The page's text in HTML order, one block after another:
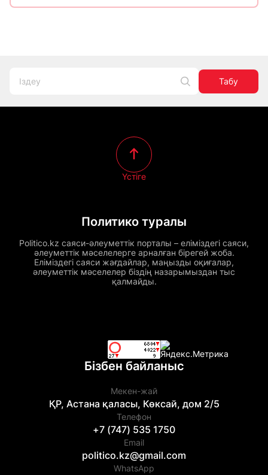
Табу
Политико туралы
Politico.kz саяси-әлеуметтік порталы – еліміздегі саяси,
әлеуметтік мәселелерге арналған бірегей жоба.
Еліміздегі саяси жағдайлар, маңызды оқиғалар,
әлеуметтік мәселелер біздің назарымыздан тыс
қалмайды.
Үстіге
Бізбен байланыс
Мекен-жай
ҚР, Астана қаласы, Көксай, дом 2/5
Телефон
+7 (747) 535 1750
Email
politico.kz@gmail.com
WhatsApp